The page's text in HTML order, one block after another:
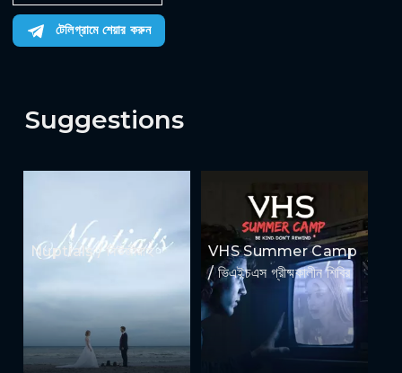
টেলিগ্রামে শেয়ার করুন
Suggestions
Nuptials / নিউজীয়াহ
VHS Summer Camp
/ ভিএইচএস গ্রীষ্মকালীন শিবির